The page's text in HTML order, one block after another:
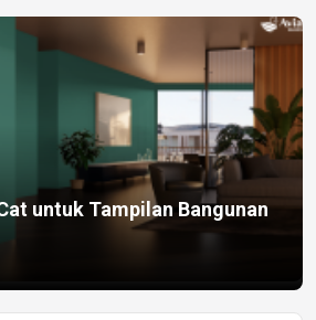
untuk Tampilan Bangunan